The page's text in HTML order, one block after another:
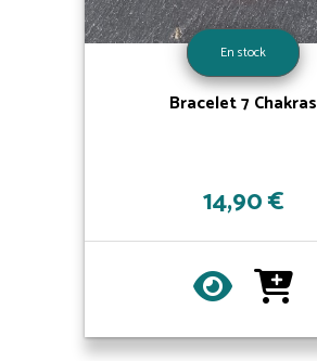
En stock
Bracelet 7 Chakras
14,90 €